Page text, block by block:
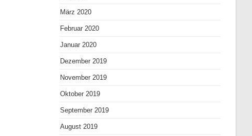
März 2020
Februar 2020
Januar 2020
Dezember 2019
November 2019
Oktober 2019
September 2019
August 2019